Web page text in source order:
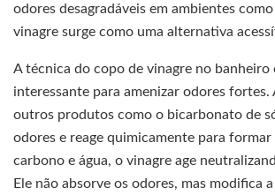
odores desagradáveis em ambientes
vinagre surge como uma alternativa
A técnica do copo de vinagre no banheiro
interessante para amenizar odores
outros produtos como o bicarbonato de
odores e reage quimicamente para
carbono e água, o vinagre age
Ele não absorve os odores, mas modifica